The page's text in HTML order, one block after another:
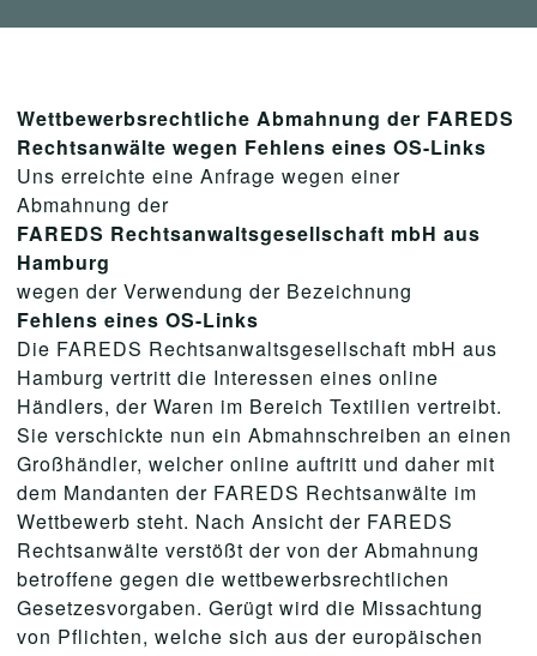
Wettbewerbsrechtliche Abmahnung der FAREDS
Rechtsanwälte wegen Fehlens eines OS-Links
Uns erreichte eine Anfrage wegen einer
Abmahnung der
FAREDS Rechtsanwaltsgesellschaft mbH aus
Hamburg
wegen der Verwendung der Bezeichnung
Fehlens eines OS-Links
Die FAREDS Rechtsanwaltsgesellschaft mbH aus
Hamburg vertritt die Interessen eines online
Händlers, der Waren im Bereich Textilien vertreibt.
Sie verschickte nun ein Abmahnschreiben an einen
Großhändler, welcher online auftritt und daher mit
dem Mandanten der FAREDS Rechtsanwälte im
Wettbewerb steht. Nach Ansicht der FAREDS
Rechtsanwälte verstößt der von der Abmahnung
betroffene gegen die wettbewerbsrechtlichen
Gesetzesvorgaben. Gerügt wird die Missachtung
von Pflichten, welche sich aus der europäischen